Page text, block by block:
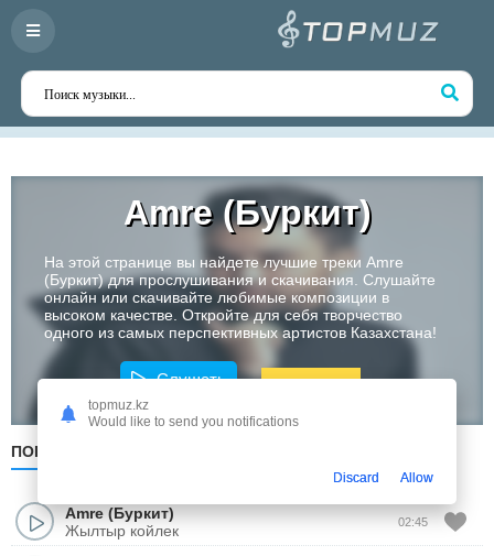
Amre (Буркит)
На этой странице вы найдете лучшие треки Amre
(Буркит) для прослушивания и скачивания. Слушайте
онлайн или скачивайте любимые композиции в
высоком качестве. Откройте для себя творчество
одного из самых перспективных артистов Казахстана!
Слушать
ПОПУЛЯРНЫЕ
Amre (Буркит)
Жылтыр койлек
02:45
topmuz.kz
Would like to send you notifications
Discard Allow